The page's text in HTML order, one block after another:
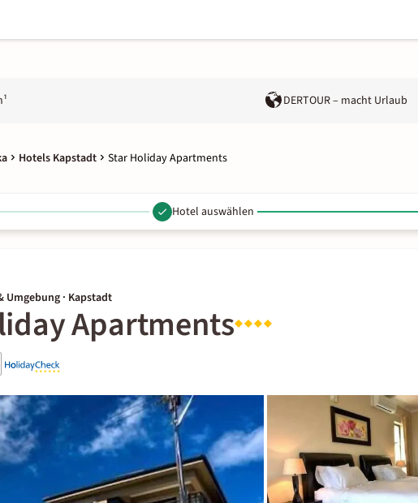
DERTOUR – macht Urlaub
Hotels Kapstadt Star Holiday Apartments
Hotel auswählen
Umgebung · Kapstadt
Apartments